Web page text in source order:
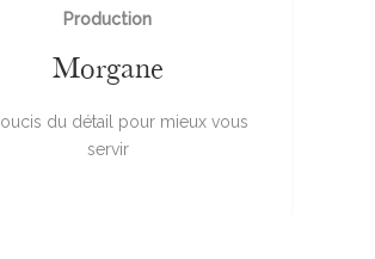
Production
Morgane
du détail pour mieux vous
servir